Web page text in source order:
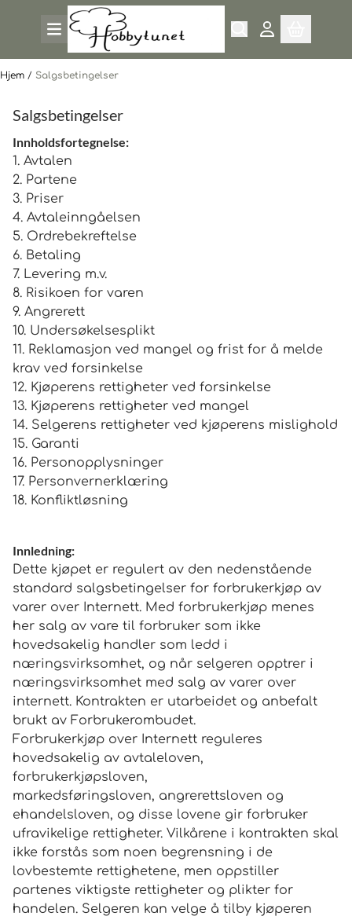
Hopp til innhold
Hjem / Salgsbetingelser
Salgsbetingelser
Innholdsfortegnelse:
1. Avtalen
2. Partene
3. Priser
4. Avtaleinngåelsen
5. Ordrebekreftelse
6. Betaling
7. Levering m.v.
8. Risikoen for varen
9. Angrerett
10. Undersøkelsesplikt
11. Reklamasjon ved mangel og frist for å melde
krav ved forsinkelse
12. Kjøperens rettigheter ved forsinkelse
13. Kjøperens rettigheter ved mangel
14. Selgerens rettigheter ved kjøperens mislighold
15. Garanti
16. Personopplysninger
17. Personvernerklæring
18. Konfliktløsning
Innledning:
Dette kjøpet er regulert av den nedenstående
standard salgsbetingelser for forbrukerkjøp av
varer over Internett. Med forbrukerkjøp menes
her salg av vare til forbruker som ikke
hovedsakelig handler som ledd i
næringsvirksomhet, og når selgeren opptrer i
næringsvirksomhet med salg av varer over
internett. Kontrakten er utarbeidet og anbefalt
brukt av Forbrukerombudet.
Forbrukerkjøp over Internett reguleres
hovedsakelig av avtaleloven,
forbrukerkjøpsloven,
markedsføringsloven, angrerettsloven og
ehandelsloven, og disse lovene gir forbruker
ufravikelige rettigheter. Vilkårene i kontrakten skal
ikke forstås som noen begrensning i de
lovbestemte rettighetene, men oppstiller
partenes viktigste rettigheter og plikter for
handelen. Selgeren kan velge å tilby kjøperen